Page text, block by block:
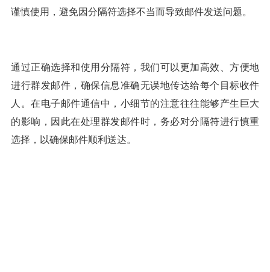
谨慎使用，避免因分隔符选择不当而导致邮件发送问题。
通过正确选择和使用分隔符，我们可以更加高效、方便地
进行群发邮件，确保信息准确无误地传达给每个目标收件
人。在电子邮件通信中，小细节的注意往往能够产生巨大
的影响，因此在处理群发邮件时，务必对分隔符进行慎重
选择，以确保邮件顺利送达。